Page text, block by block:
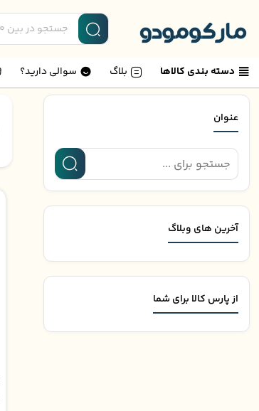
دسته بندی کالاها بلاگ سوالی دارید؟
عنوان
آخرین های وبلاگ
از پارس کالا برای شما